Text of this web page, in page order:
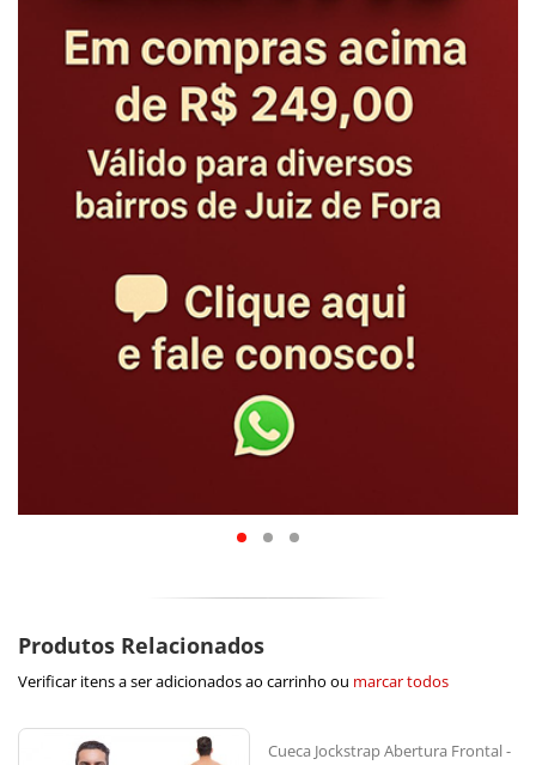
Produtos Relacionados
Verificar itens a ser adicionados ao carrinho ou marcar todos
Cueca Jockstrap Abertura Frontal -